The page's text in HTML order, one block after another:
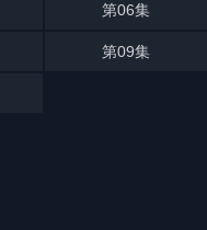
第06集
第09集